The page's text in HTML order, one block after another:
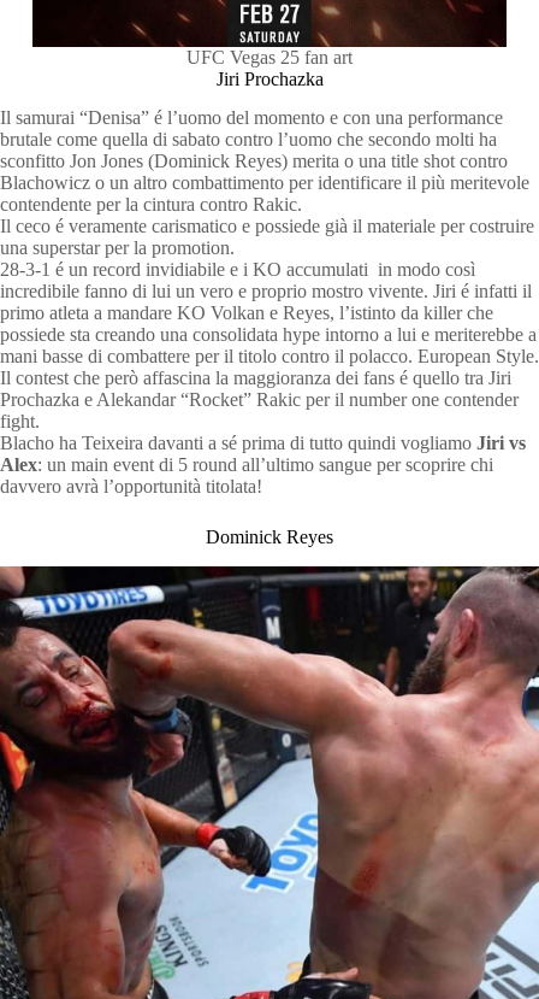
UFC Vegas 25 fan art
Jiri Prochazka
Il samurai “Denisa” é l’uomo del momento e con una performance
brutale come quella di sabato contro l’uomo che secondo molti ha
sconfitto Jon Jones (Dominick Reyes) merita o una title shot contro
Blachowicz o un altro combattimento per identificare il più meritevole
contendente per la cintura contro Rakic.
Il ceco é veramente carismatico e possiede già il materiale per costruire
una superstar per la promotion.
28-3-1 é un record invidiabile e i KO accumulati in modo così
incredibile fanno di lui un vero e proprio mostro vivente. Jiri é infatti il
primo atleta a mandare KO Volkan e Reyes, l’istinto da killer che
possiede sta creando una consolidata hype intorno a lui e meriterebbe a
mani basse di combattere per il titolo contro il polacco. European Style.
Il contest che però affascina la maggioranza dei fans é quello tra Jiri
Prochazka e Alekandar “Rocket” Rakic per il number one contender
fight.
Blacho ha Teixeira davanti a sé prima di tutto quindi vogliamo Jiri vs
Alex: un main event di 5 round all’ultimo sangue per scoprire chi
davvero avrà l’opportunità titolata!
Dominick Reyes